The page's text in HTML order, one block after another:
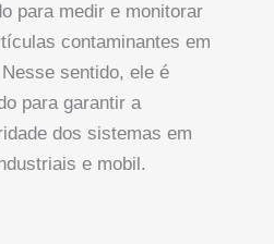
para medir e monitorar
contaminantes em
sentido, ele é
para garantir a
dos sistemas em
e mobil.